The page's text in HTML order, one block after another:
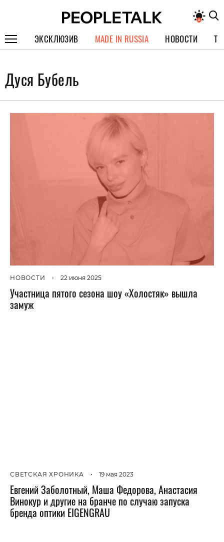
ЭКСКЛЮЗИВ
СПЕЦПРОЕКТЫ
ИНТЕРВЬЮ
MADE IN RUSSIA НОВОСТИ
Дуся Бубель
НОВОСТИ • 22 июня 2025
Участница пятого сезона шоу «Холостяк» вышла
замуж
СВЕТСКАЯ ХРОНИКА • 19 мая 2023
Евгений Заболотный, Маша Федорова, Анастасия
Винокур и другие на бранче по случаю запуска
бренда оптики EIGENGRAU